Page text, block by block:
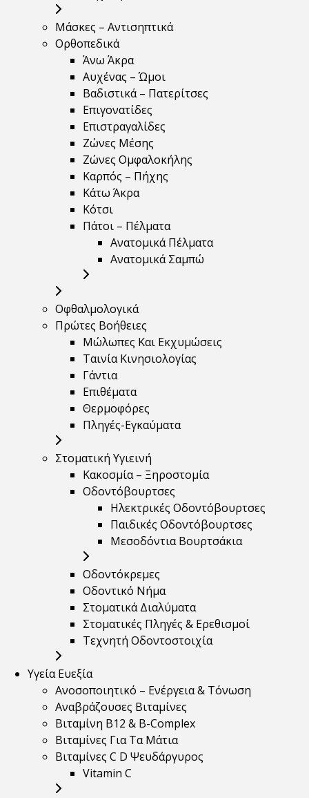
Μάσκες – Αντισηπτικά
Ορθοπεδικά
Άνω Άκρα
Αυχένας – Ώμοι
Βαδιστικά – Πατερίτσες
Επιγονατίδες
Επιστραγαλίδες
Ζώνες Μέσης
Ζώνες Ομφαλοκήλης
Καρπός – Πήχης
Κάτω Άκρα
Κότσι
Πάτοι – Πέλματα
Ανατομικά Πέλματα
Ανατομικά Σαμπώ
Οφθαλμολογικά
Πρώτες Βοήθειες
Μώλωπες Και Εκχυμώσεις
Ταινία Κινησιολογίας
Γάντια
Επιθέματα
Θερμοφόρες
Πληγές-Εγκαύματα
Στοματική Υγιεινή
Κακοσμία – Ξηροστομία
Οδοντόβουρτσες
Ηλεκτρικές Οδοντόβουρτσες
Παιδικές Οδοντόβουρτσες
Μεσοδόντια Βουρτσάκια
Οδοντόκρεμες
Οδοντικό Νήμα
Στοματικά Διαλύματα
Στοματικές Πληγές & Ερεθισμοί
Τεχνητή Οδοντοστοιχία
Υγεία Ευεξία
Ανοσοποιητικό – Ενέργεια & Τόνωση
Αναβράζουσες Βιταμίνες
Βιταμίνη B12 & Β-Complex
Βιταμίνες Για Τα Μάτια
Βιταμίνες C D Ψευδάργυρος
Vitamin C